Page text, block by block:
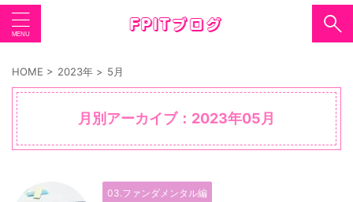
HOME > 2023年 > 5月
月別アーカイブ：2023年05月
03.ファンダメンタル編